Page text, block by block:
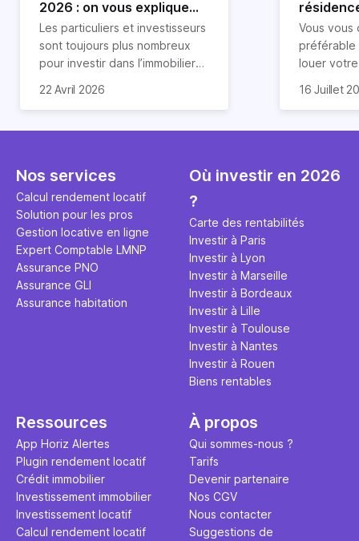
2026 : on vous explique
tout !
Les particuliers et investisseurs
sont toujours plus nombreux
pour investir dans l’immobilier
nombreux avantages à choisir
expliquons tout dans cet
22 Avril 2026
règle
révélée
Vous vous
préférable
louer
expert en
règle
ce secret
l'argent
principale
études et
16 Juillet
Nos services
Calcul rendement locatif
Solution pour les pros
Gestion locative en ligne
Expert Comptable LMNP
Assurance PNO
Assurance GLI
Assurance habitation
Où investir en 2026
?
Carte des rentabilités
Investir à Paris
Investir à Lyon
Investir à Marseille
Investir à Bordeaux
Investir à Lille
Investir à Toulouse
Investir à Nantes
Investir à Rouen
Biens rentables
Ressources
App Horiz Alertes
Plugin rendement locatif
Crédit immobilier
Investissement immobilier
Investissement locatif
Calcul rendement locatif
À propos
Qui sommes-nous ?
Tarifs
Devenir partenaire
Nos CGV
Nous contacter
Suggestions de